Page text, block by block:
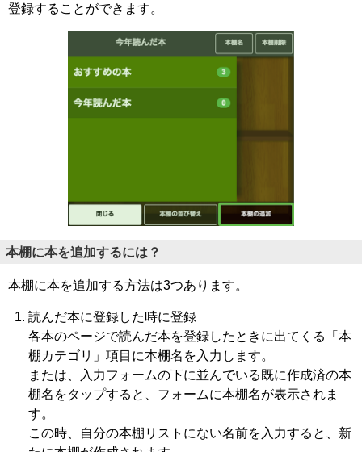
登録することができます。
本棚に本を追加するには？
本棚に本を追加する方法は3つあります。
読んだ本に登録した時に登録
各本のページで読んだ本を登録したときに出てくる「本
棚カテゴリ」項目に本棚名を入力します。
または、入力フォームの下に並んでいる既に作成済の本
棚名をタップすると、フォームに本棚名が表示されま
す。
この時、自分の本棚リストにない名前を入力すると、新